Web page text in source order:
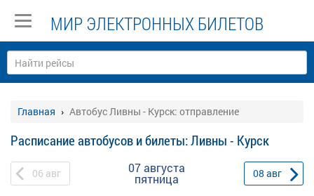
МИР ЭЛЕКТРОННЫХ БИЛЕТОВ
Главная Автобус Ливны - Курск: отправление
Расписание автобусов и билеты: Ливны - Курск
06 авг 07 августа
пятница 08 авг